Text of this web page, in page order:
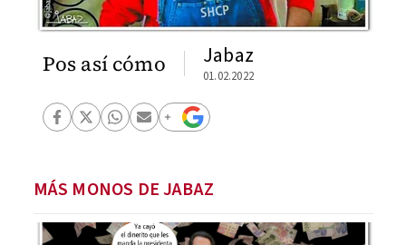
Pos así cómo Jabaz
01.02.2022
MÁS MONOS DE JABAZ